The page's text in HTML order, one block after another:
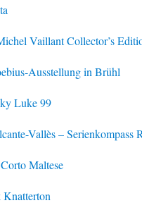
Vaillant Collector’s
Ausstellung in Brühl
Luke 99
Vallès – Serienkompass
Maltese